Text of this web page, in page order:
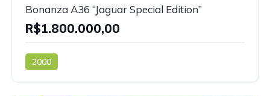
Bonanza A36 “Jaguar Special Edition”
R$1.800.000,00
2000